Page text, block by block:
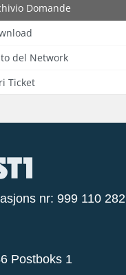
Domande
del Network
Ticket
nr: 999 110 282
Postboks 1